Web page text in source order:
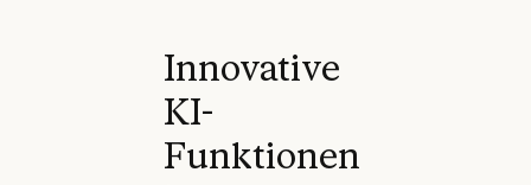
Innovative
KI-
Funktionen